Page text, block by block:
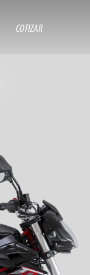
COTIZAR